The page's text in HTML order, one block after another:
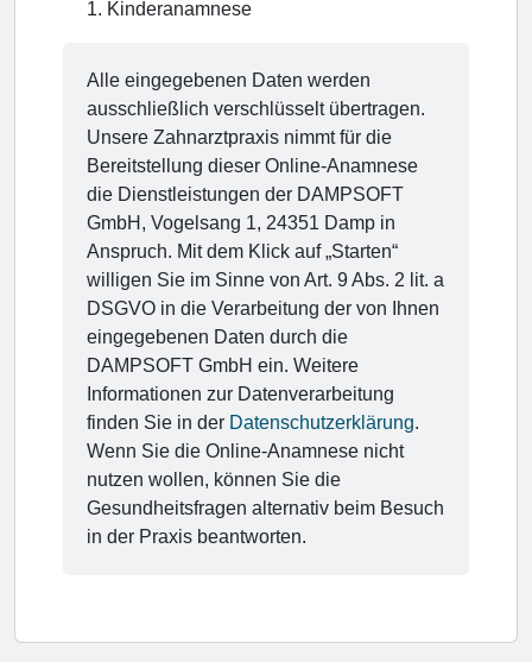
1. Kinderanamnese
Alle eingegebenen Daten werden
ausschließlich verschlüsselt übertragen.
Unsere Zahnarztpraxis nimmt für die
Bereitstellung dieser Online-Anamnese
die Dienstleistungen der DAMPSOFT
GmbH, Vogelsang 1, 24351 Damp in
Anspruch. Mit dem Klick auf „Starten“
willigen Sie im Sinne von Art. 9 Abs. 2 lit. a
DSGVO in die Verarbeitung der von Ihnen
eingegebenen Daten durch die
DAMPSOFT GmbH ein. Weitere
Informationen zur Datenverarbeitung
finden Sie in der Datenschutzerklärung.
Wenn Sie die Online-Anamnese nicht
nutzen wollen, können Sie die
Gesundheitsfragen alternativ beim Besuch
in der Praxis beantworten.